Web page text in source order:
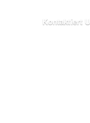
Kontaktiert